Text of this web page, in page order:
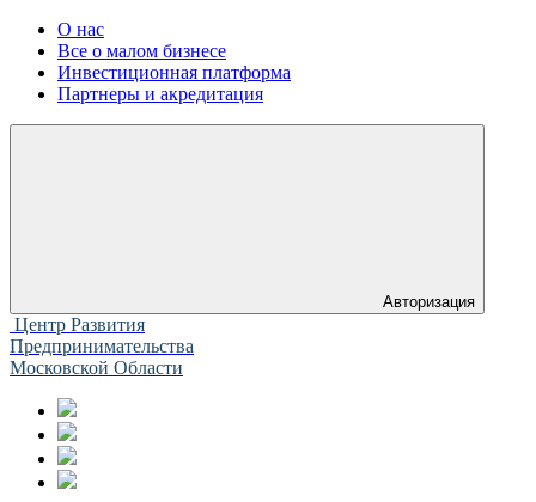
О нас
Все о малом бизнесе
Инвестиционная платформа
Партнеры и акредитация
Авторизация
Центр Развития
Предпринимательства
Московской Области